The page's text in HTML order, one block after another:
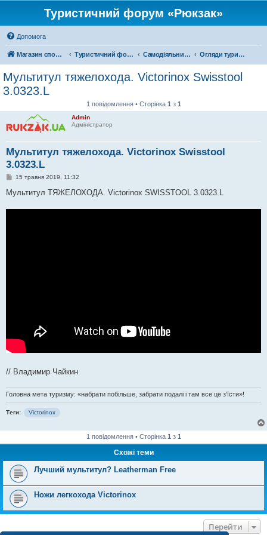
Туристичний форум «Рюкзак»
Допомога
Магазин спорядження Туристичний форум «Рюкзак» Самодіяльний туризм Огляди туристичного спорядження
Мультитул тяжелохода. Victorinox Swisstool
3.0323.L
1 повідомлення • Сторінка 1 з 1
Admin
Адміністратор
Мультитул тяжелохода. Victorinox Swisstool
3.0323.L
П
в
і
15 травня 2019, 11:32
Мультитул ТЯЖЕЛОХОДА. Victorinox SWISSTOOL 3.0323.L
// Владимир Чайкин
Головна мета туризму: «набрати побільше, забрати подалі і там все це з'їсти»!
Теги: Victorinox
1 повідомлення • Сторінка 1 з 1
Схожі теми
Лучший мультитул? Leatherman Free
Ножи легкохода Victorinox
Перейти